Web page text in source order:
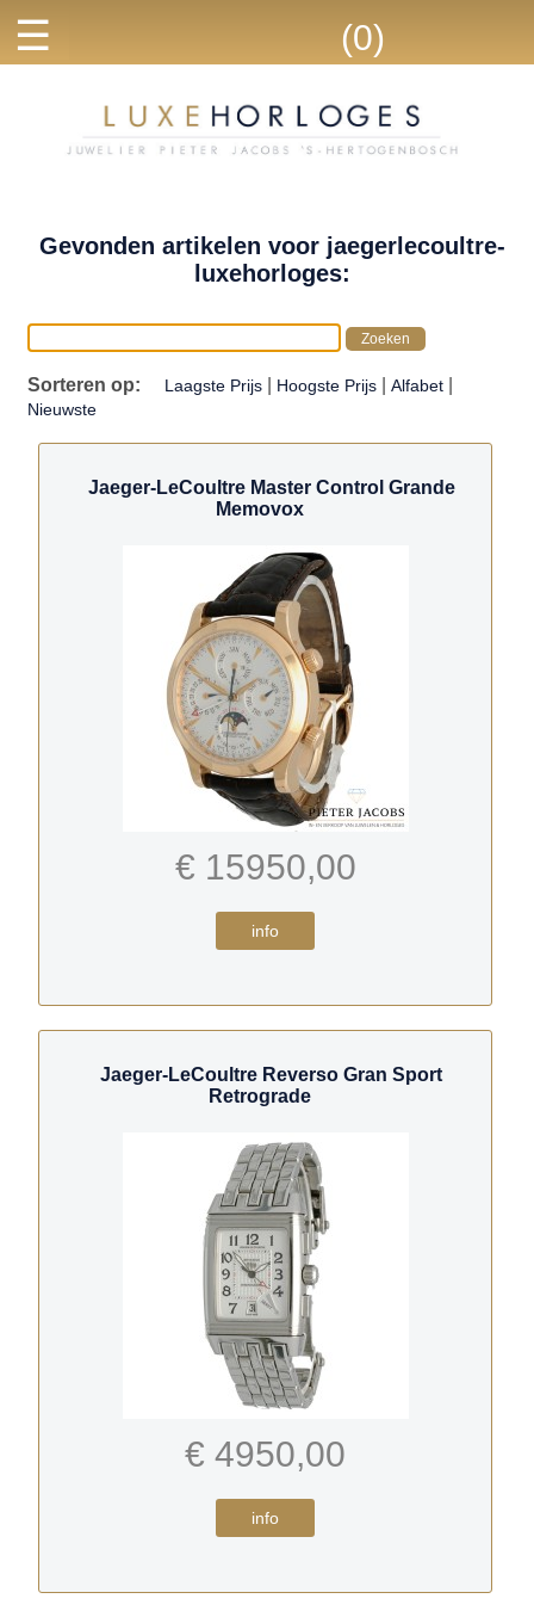
☰ (0)
Gevonden artikelen voor jaegerlecoultre-
luxehorloges:
Sorteren op: Laagste Prijs Hoogste Prijs |Alfabet
Nieuwste
Jaeger-LeCoultre Master Control Grande
Memovox
€ 15950,00
info
Jaeger-LeCoultre Reverso Gran Sport
Retrograde
€ 4950,00
info